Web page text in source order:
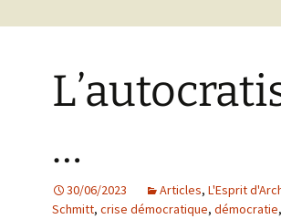
…
30/06/2023 Articles, L'Esprit
Schmitt, crise démocratique, démocratie,